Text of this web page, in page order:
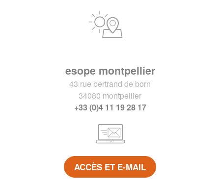
esope montpellier
43 rue bertrand de born
34080 montpellier
+33 (0)4 11 19 28 17
ACCÈS ET E-MAIL